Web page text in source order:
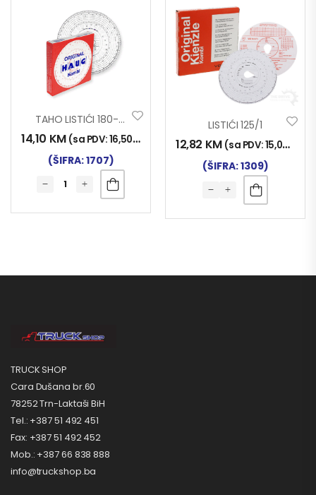
TAHO LISTIĆI 180-24
14,10 KM (sa PDV:16,50KM
(ŠIFRA: 1707)
LISTIĆI 125/1
12,82 KM (sa PDV:15,00
(ŠIFRA: 1309)
TRUCK SHOP
Cara Dušana br.60
78252 Trn-Laktaši BiH
Tel.: +387 51 492 451
Fax: +387 51 492 452
Mob.: +387 66 838 888
info@truckshop.ba